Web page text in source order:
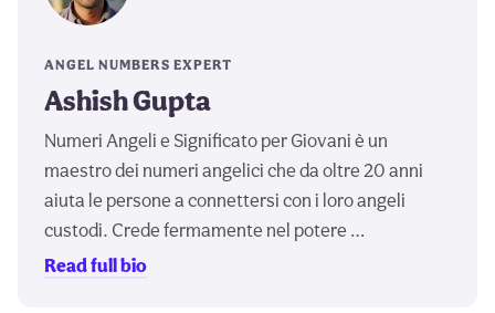
ANGEL NUMBERS EXPERT
Ashish Gupta
Numeri Angeli e Significato per Giovani è un
maestro dei numeri angelici che da oltre 20 anni
aiuta le persone a connettersi con i loro angeli
custodi. Crede fermamente nel potere …
Read full bio